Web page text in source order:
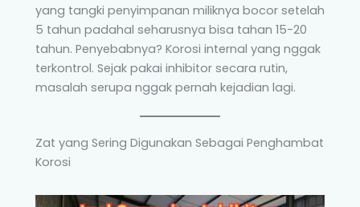
yang tangki penyimpanan miliknya bocor setelah
5 tahun padahal seharusnya bisa tahan 15-20
tahun. Penyebabnya? Korosi internal yang nggak
terkontrol. Sejak pakai inhibitor secara rutin,
masalah serupa nggak pernah kejadian lagi.
Zat yang Sering Digunakan Sebagai Penghambat
Korosi